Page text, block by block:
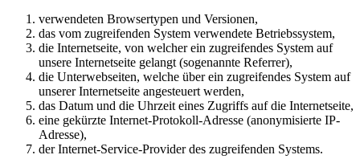
verwendeten Browsertypen und Versionen,
das vom zugreifenden System verwendete Betriebssystem,
die Internetseite, von welcher ein zugreifendes System auf
unsere Internetseite gelangt (sogenannte Referrer),
die Unterwebseiten, welche über ein zugreifendes System auf
unserer Internetseite angesteuert werden,
das Datum und die Uhrzeit eines Zugriffs auf die Internetseite,
eine gekürzte Internet-Protokoll-Adresse (anonymisierte IP-
Adresse),
der Internet-Service-Provider des zugreifenden Systems.